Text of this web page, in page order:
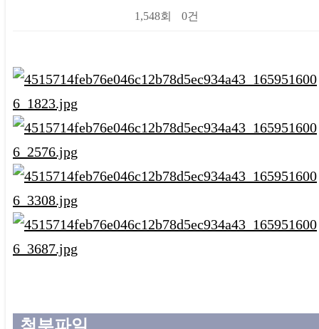
1,548회 0건
첨부파일